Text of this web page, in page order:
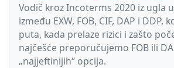
Vodič kroz Incoterms 2020 iz ugla
između EXW, FOB, CIF, DAP i DDP,
puta, kada prelaze rizici i zašto
najčešće preporučujemo FOB ili
„najjeftinijih“ opcija.